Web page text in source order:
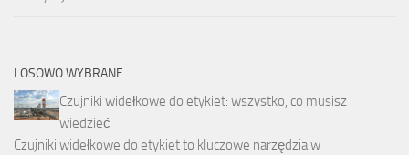
LOSOWO WYBRANE
Czujniki widełkowe do etykiet: wszystko, co musisz
wiedzieć
Czujniki widełkowe do etykiet to kluczowe narzędzia w